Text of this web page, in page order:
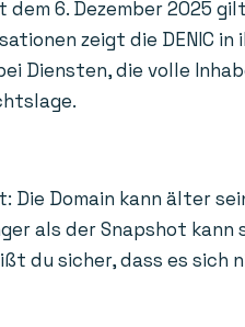
dem 6. Dezember 2025
zeigt die DENIC in
Diensten, die volle
Domain kann älter
als der Snapshot kann
du sicher, dass es sich